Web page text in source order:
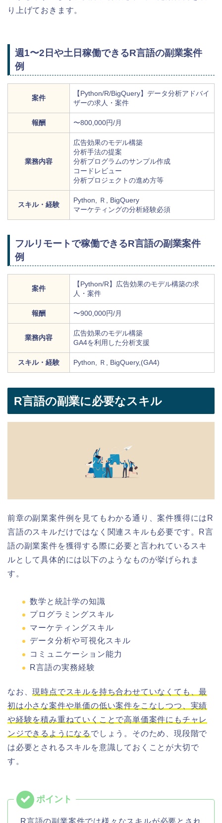
り上げておきます。
週1〜2日や土日稼働できるR言語の副業案件
例
案件
【Python/R/BigQuery】データ分析アドバイ
ザーの求人・案件
報酬 〜800,000円/月
業務内容
広告効果のモデル構築
分析手法の提案
分析プログラムのサンプル作成
コードレビュー
分析プロジェクトの進め方等
スキル・経験
Python, Ｒ, BigQuery
マーケティングの分析経験必須
フルリモートで稼働できるR言語の副業案件
例
案件
【Python/R】広告効果のモデル構築の求
人・案件
報酬 〜900,000円/月
業務内容
広告効果のモデル構築
GA4を利用した分析支援
スキル・経験 Python, Ｒ, BigQuery,(GA4)
R言語の副業に必要なスキル
前章の副業案件例を見てもわかる通り、案件獲得にはR
言語のスキルだけではなく関連スキルも必要です。R言
語の副業案件を獲得する際に必要と言われているスキ
ルとして具体的には以下のようなものが挙げられま
す。
数学と統計学の知識
プログラミングスキル
マーケティングスキル
データ分析や可視化スキル
コミュニケーション能力
R言語の実務経験
なお、現時点でスキルを持ち合わせていなくても、最
初は小さな案件や単価の低い案件をこなしつつ、実績
や経験を積み重ねていくことで高単価案件にもチャレ
ンジできるようになる でしょう。そのため、現段階で
は必要とされるスキルを意識しておくことが大切で
す。
R言語の副業案件では様々なスキルが必要とされ